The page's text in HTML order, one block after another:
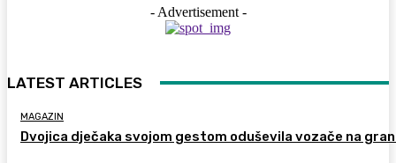
- Advertisement -
LATEST ARTICLES
MAGAZIN
Dvojica dječaka svojom gestom oduševila vozače na